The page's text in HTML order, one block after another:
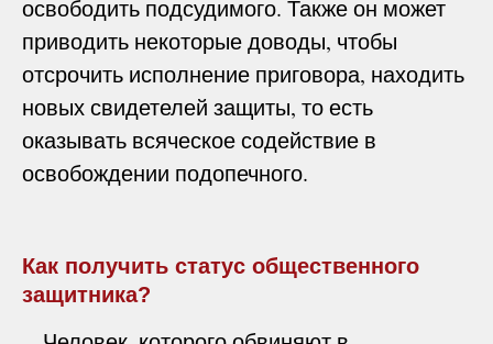
освободить подсудимого. Также он может
приводить некоторые доводы, чтобы
отсрочить исполнение приговора, находить
новых свидетелей защиты, то есть
оказывать всяческое содействие в
освобождении подопечного.
Как получить статус общественного
защитника?